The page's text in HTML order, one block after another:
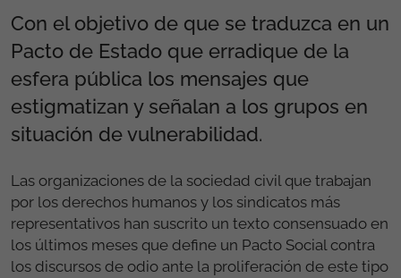
Con el objetivo de que se traduzca en un
Pacto de Estado que erradique de la
esfera pública los mensajes que
estigmatizan y señalan a los grupos en
situación de vulnerabilidad.
Las organizaciones de la sociedad civil que trabajan
por los derechos humanos y los sindicatos más
representativos han suscrito un texto consensuado en
los últimos meses que define un Pacto Social contra
los discursos de odio ante la proliferación de este tipo